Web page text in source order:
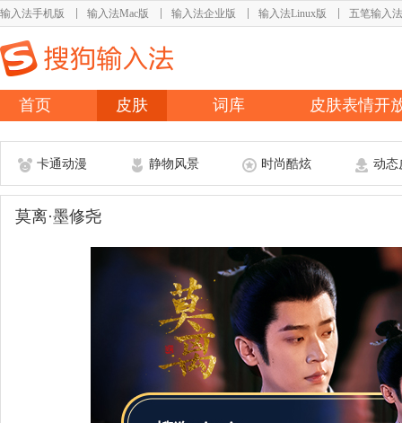
输入法手机版 输入法Mac版 输入法企业版 输入法Linux版 五笔输入法
首页 皮肤 词库 皮肤表情开
卡通动漫 静物风景 时尚酷炫 动态
莫离·墨修尧